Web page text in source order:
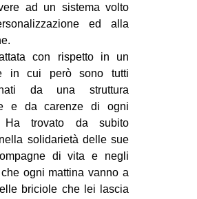
PRECARIATO
REPRESSIONE
STUDENTI
CULTURE
CINEMA
MANIFESTI
MUSICA
ad un sistema volto
ed alla
con rispetto in un
in cui però sono tutti
da una struttura
e da carenze di ogni
Ha trovato da subito
solidarietà delle sue
di vita e negli
ogni mattina vanno a
briciole che lei lascia